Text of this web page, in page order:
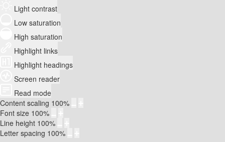
Light contrast
Low saturation
High saturation
Highlight links
Highlight headings
Screen reader
Read mode
Content scaling 100%
Font size 100%
Line height 100%
Letter spacing 100%